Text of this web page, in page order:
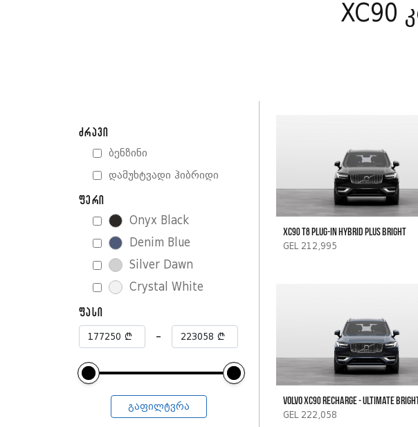
XC90
ძრავი
ბენზინი
დამუხტვადი ჰიბრიდი
ფერი
Onyx Black
Denim Blue
Silver Dawn
Crystal White
ფასი
-
ᲒᲐᲤᲘᲚᲢᲕᲠᲐ
XC90 T8 Plug-in hybrid Plus Bright
GEL 212,995
Volvo XC90 recharge - ultimate
GEL 222,058